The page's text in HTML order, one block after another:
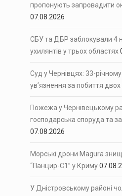
пропонують запровадити
07.08.2026
СБУ та ДБР заблокували 4
ухилянтів у трьох областях
Суд у Чернівцях: 33-
ув’язнення за побиття
Пожежа у Чернівецькому
господарська споруда та
07.08.2026
Морські дрони Magura
“Панцир-С1” у Криму
У Дністровському районі